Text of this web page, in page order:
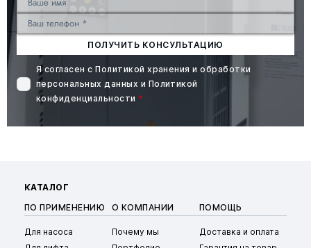
ПОЛУЧИТЬ КОНСУЛЬТАЦИЮ
Я согласен сПолитикой хранения и обработки
персональных данных и Политикой
конфиденциальности *
КАТАЛОГ
ПО ПРИМЕНЕНИЮ
Для насоса
О КОМПАНИИ
Почему мы
ПОМОЩЬ
Доставка и оплата